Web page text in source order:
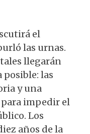
el
las urnas.
llegarán
posible: las
y una
impedir el
Los
años de la